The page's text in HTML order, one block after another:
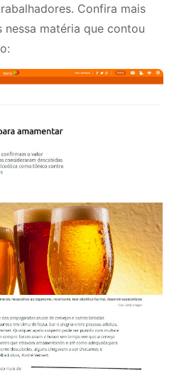
Confira mais
nessa matéria que contou